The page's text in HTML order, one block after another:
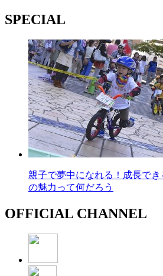
SPECIAL
親子で夢中になれる！成長で
の魅力って何だろう
OFFICIAL CHANNEL